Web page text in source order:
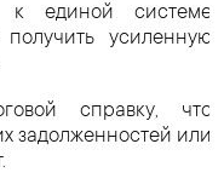
к единой системе
усиленную
справку, что
задолженностей или